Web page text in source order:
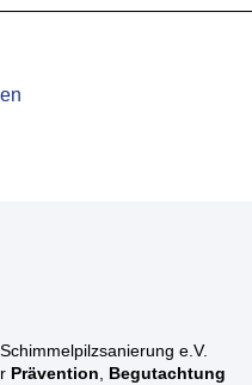
e.V.
Prävention, Begutachtung